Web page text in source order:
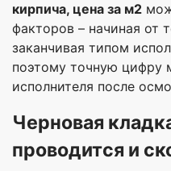
кирпича, цена за м2
факторов – начиная от
заканчивая типом
поэтому точную цифру
исполнителя после
Черновая
проводится и